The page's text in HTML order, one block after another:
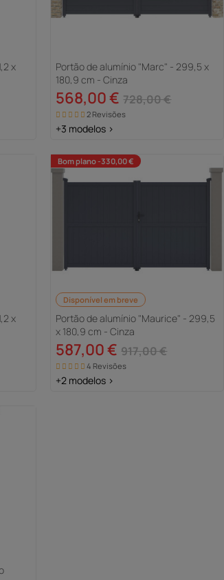
x
Portão de alumínio "Marc" - 299,5 x
180,9 cm - Cinza
568,00 € 728,00 €
2 Revisões
+3 modelos >
x
Bom plano -330,00 €
Disponível em breve
Portão de alumínio "Maurice" - 299,5
x 180,9 cm - Cinza
587,00 € 917,00 €
4 Revisões
+2 modelos >